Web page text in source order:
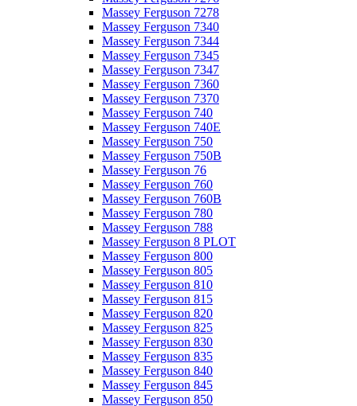
Massey Ferguson 7278
Massey Ferguson 7340
Massey Ferguson 7344
Massey Ferguson 7345
Massey Ferguson 7347
Massey Ferguson 7360
Massey Ferguson 7370
Massey Ferguson 740
Massey Ferguson 740E
Massey Ferguson 750
Massey Ferguson 750B
Massey Ferguson 76
Massey Ferguson 760
Massey Ferguson 760B
Massey Ferguson 780
Massey Ferguson 788
Massey Ferguson 8 PLOT
Massey Ferguson 800
Massey Ferguson 805
Massey Ferguson 810
Massey Ferguson 815
Massey Ferguson 820
Massey Ferguson 825
Massey Ferguson 830
Massey Ferguson 835
Massey Ferguson 840
Massey Ferguson 845
Massey Ferguson 850